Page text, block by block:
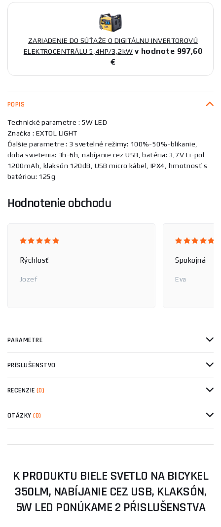
ZARIADENIE DO SÚŤAŽE O DIGITÁLNU INVERTOROVÚ
ELEKTROCENTRÁLU 5,4HP/3,2kW v hodnote 997,60
€
POPIS
Technické parametre : 5W LED
Značka : EXTOL LIGHT
Ďalšie parametre : 3 svetelné režimy: 100%-50%-blikanie,
doba svietenia: 3h-6h, nabíjanie cez USB, batéria: 3,7V Li-pol
1200mAh, klaksón 120dB, USB micro kábel, IPX4, hmotnosť s
batériou: 125g
Hodnotenie obchodu
Rýchlosť
Jozef
Spokojná
Eva
PARAMETRE
PRÍSLUŠENSTVO
RECENZIE (0)
OTÁZKY(0)
K PRODUKTU BIELE SVETLO NA BICYKEL
350LM, NABÍJANIE CEZ USB, KLAKSÓN,
5W LED PONÚKAME 2 PŔISLUŠENSTVA